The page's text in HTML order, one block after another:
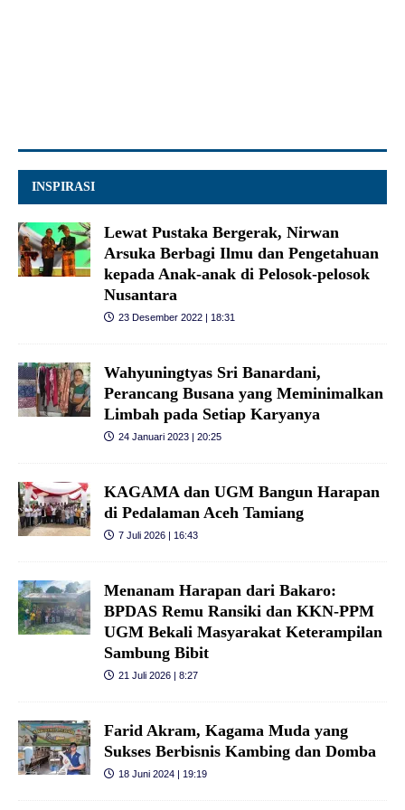
INSPIRASI
Lewat Pustaka Bergerak, Nirwan
Arsuka Berbagi Ilmu dan Pengetahuan
kepada Anak-anak di Pelosok-pelosok
Nusantara
23 Desember 2022 | 18:31
Wahyuningtyas Sri Banardani,
Perancang Busana yang Meminimalkan
Limbah pada Setiap Karyanya
24 Januari 2023 | 20:25
KAGAMA dan UGM Bangun Harapan
di Pedalaman Aceh Tamiang
7 Juli 2026 | 16:43
Menanam Harapan dari Bakaro:
BPDAS Remu Ransiki dan KKN-PPM
UGM Bekali Masyarakat Keterampilan
Sambung Bibit
21 Juli 2026 | 8:27
Farid Akram, Kagama Muda yang
Sukses Berbisnis Kambing dan Domba
18 Juni 2024 | 19:19